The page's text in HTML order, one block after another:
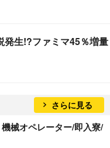
発生!?ファミマ45％増量
さらに見る
械オペレーター/即入寮/